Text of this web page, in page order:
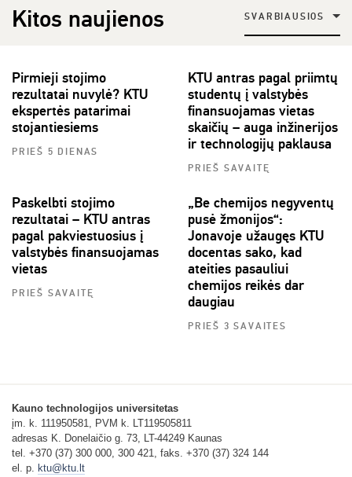
Kitos naujienos SVARBIAUSIOS
Pirmieji stojimo
rezultatai nuvylė? KTU
ekspertės patarimai
stojantiesiems
PRIEŠ 5 DIENAS
KTU antras pagal priimtų
studentų į valstybės
finansuojamas vietas
skaičių – auga inžinerijos
ir technologijų paklausa
PRIEŠ SAVAITĘ
Paskelbti stojimo
rezultatai – KTU antras
pagal pakviestuosius į
valstybės finansuojamas
vietas
PRIEŠ SAVAITĘ
„Be chemijos negyventų
pusė žmonijos“:
Jonavoje užaugęs KTU
docentas sako, kad
ateities pasauliui
chemijos reikės dar
daugiau
PRIEŠ 3 SAVAITES
Kauno technologijos universitetas
įm. k. 111950581, PVM k. LT119505811
adresas K. Donelaičio g. 73, LT-44249 Kaunas
tel. +370 (37) 300 000, 300 421, faks. +370 (37) 324 144
el. p. ktu@ktu.lt